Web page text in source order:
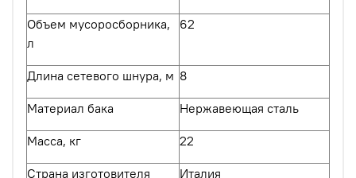
Объем мусоросборника,
л
62
Длина сетевого шнура, м 8
Материал бака Нержавеющая сталь
Масса, кг 22
Страна изготовителя Италия